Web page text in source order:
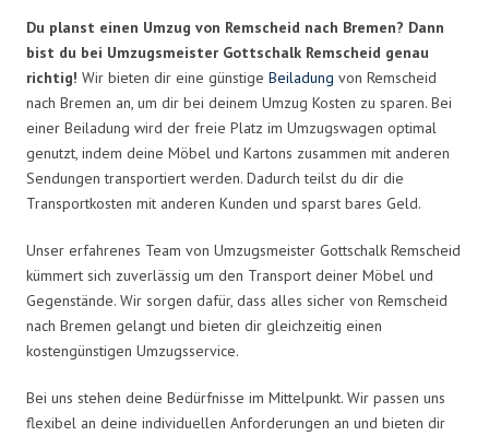
Du planst einen Umzug von Remscheid nach Bremen? Dann
bist du bei Umzugsmeister Gottschalk Remscheid genau
richtig! Wir bieten dir eine günstige Beiladung von Remscheid
nach Bremen an, um dir bei deinem Umzug Kosten zu sparen. Bei
einer Beiladung wird der freie Platz im Umzugswagen optimal
genutzt, indem deine Möbel und Kartons zusammen mit anderen
Sendungen transportiert werden. Dadurch teilst du dir die
Transportkosten mit anderen Kunden und sparst bares Geld.
Unser erfahrenes Team von Umzugsmeister Gottschalk Remscheid
kümmert sich zuverlässig um den Transport deiner Möbel und
Gegenstände. Wir sorgen dafür, dass alles sicher von Remscheid
nach Bremen gelangt und bieten dir gleichzeitig einen
kostengünstigen Umzugsservice.
Bei uns stehen deine Bedürfnisse im Mittelpunkt. Wir passen uns
flexibel an deine individuellen Anforderungen an und bieten dir